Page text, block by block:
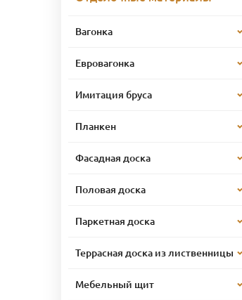
Вагонка
Евровагонка
Имитация бруса
Планкен
Фасадная доска
Половая доска
Паркетная доска
Террасная доска из лиственницы
Мебельный щит